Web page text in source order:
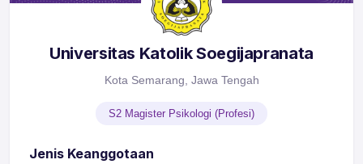
Universitas Katolik Soegijapranata
Kota Semarang, Jawa Tengah
S2 Magister Psikologi (Profesi)
Jenis Keanggotaan